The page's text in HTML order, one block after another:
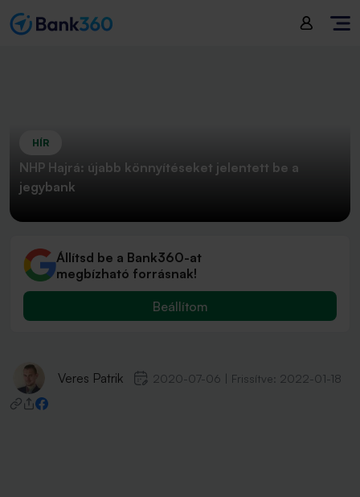
HÍR
NHP Hajrá: újabb könnyítéseket jelentett be a
jegybank
Állítsd be a Bank360-at
megbízható forrásnak!
Beállítom
Veres Patrik 2020-07-06 Frissítve: 2022-01-18